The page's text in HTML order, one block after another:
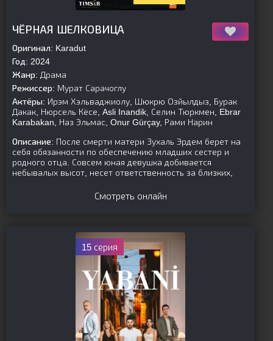
ЧЁРНАЯ ШЕЛКОВИЦА
Оригинал: Karadut
Год: 2024
Жанр: Драма
Режиссер: Мурат Сарачоглу
Актёры: Ирэм Хэльваджиолу, Шюкрю Озйылдыз, Бурак
Дакак, Нюрсель Кёсе, Asli Inandik, Селин Тюркмен, Ebrar
Karabakan, Наз Эльмас, Onur Gürçay, Рами Нарин
Описание: После смерти матери Зухаль Эрдем берет на
себя обязанности по обеспечению младших сестер и
родного отца. Совсем юная девушка добивается
небывалых высот, несет ответственность за близких,
Смотреть онлайн
15 серия